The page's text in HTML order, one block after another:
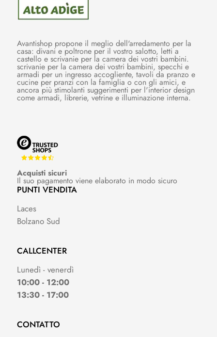
Avantishop propone il meglio dell'arredamento per la
casa: divani e poltrone per il vostro salotto, letti a
castello e scrivanie per la camera dei vostri bambini.
scrivanie per la camera dei vostri bambini, specchi e
armadi per un ingresso accogliente, tavoli da pranzo e
cucine per pranzi con la famiglia o con gli amici, e
ancora più stimolanti suggerimenti per l'interior design
come armadi, librerie, vetrine e illuminazione interna.
Acquisti sicuri
Il suo pagamento viene elaborato in modo sicuro
PUNTI VENDITA
Laces
Bolzano Sud
CALLCENTER
Lunedì - venerdì
10:00 - 12:00
13:30 - 17:00
CONTATTO